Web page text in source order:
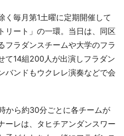
毎月第1土曜に定期開催して
リート」の一環。当日は、同区
フラダンスチームや大学のフラ
て14組200人が出演しフラダン
バンドもウクレレ演奏などで会
から約30分ごとに各チームが
ーレは、タヒチアンダンスワー